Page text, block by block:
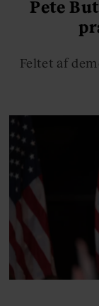
Pete
Feltet af